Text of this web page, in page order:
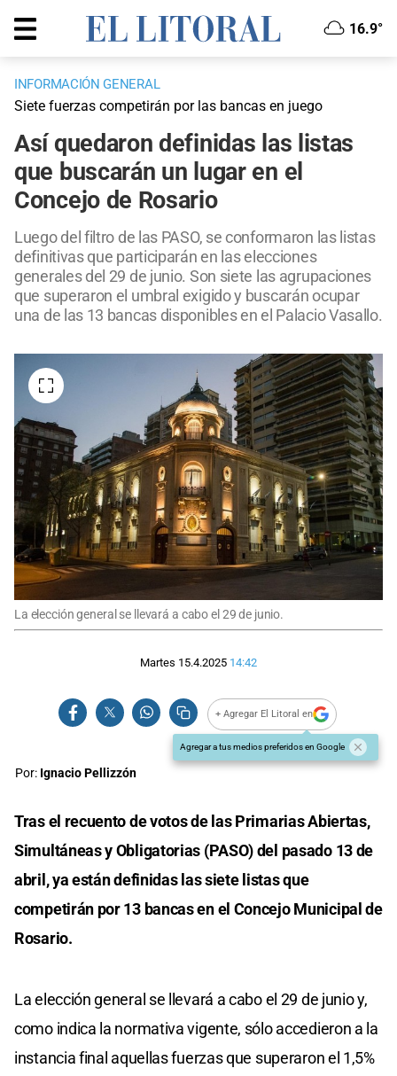
16.9°
INFORMACIÓN GENERAL
Siete fuerzas competirán por las bancas en juego
Así quedaron definidas las listas
que buscarán un lugar en el
Concejo de Rosario
Luego del filtro de las PASO, se conformaron las listas
definitivas que participarán en las elecciones
generales del 29 de junio. Son siete las agrupaciones
que superaron el umbral exigido y buscarán ocupar
una de las 13 bancas disponibles en el Palacio Vasallo.
La elección general se llevará a cabo el 29 de junio.
Martes 15.4.2025 14:42
+ Agregar El Litoral en
Agregar a tus medios preferidos en Google
Por: Ignacio Pellizzón
Tras el recuento de votos de las Primarias Abiertas,
Simultáneas y Obligatorias (PASO) del pasado 13 de
abril, ya están definidas las siete listas que
competirán por 13 bancas en el Concejo Municipal de
Rosario.
La elección general se llevará a cabo el 29 de junio y,
como indica la normativa vigente, sólo accedieron a la
instancia final aquellas fuerzas que superaron el 1,5%